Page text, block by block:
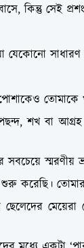
কিন্তু সেই
যেকোনো
তোমাকে
শখ বা
স্মরণীয়
করেছি। তোমার